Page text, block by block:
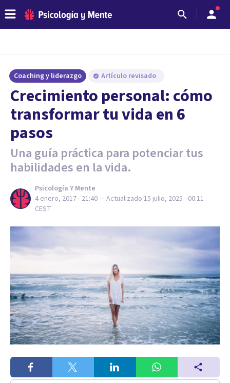
Coaching y liderazgo Artículo revisado
​Crecimiento personal: cómo
transformar tu vida en 6
pasos
Una guía práctica para potenciar tus
habilidades en la vida.
Psicología Y Mente
4 enero, 2017 - 21:40— Actualizado 15 julio, 2025 - 00:11
CEST